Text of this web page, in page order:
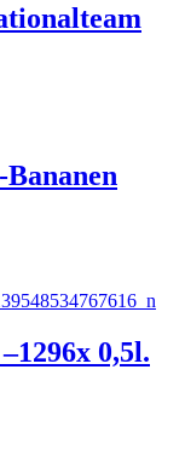
0,5l.